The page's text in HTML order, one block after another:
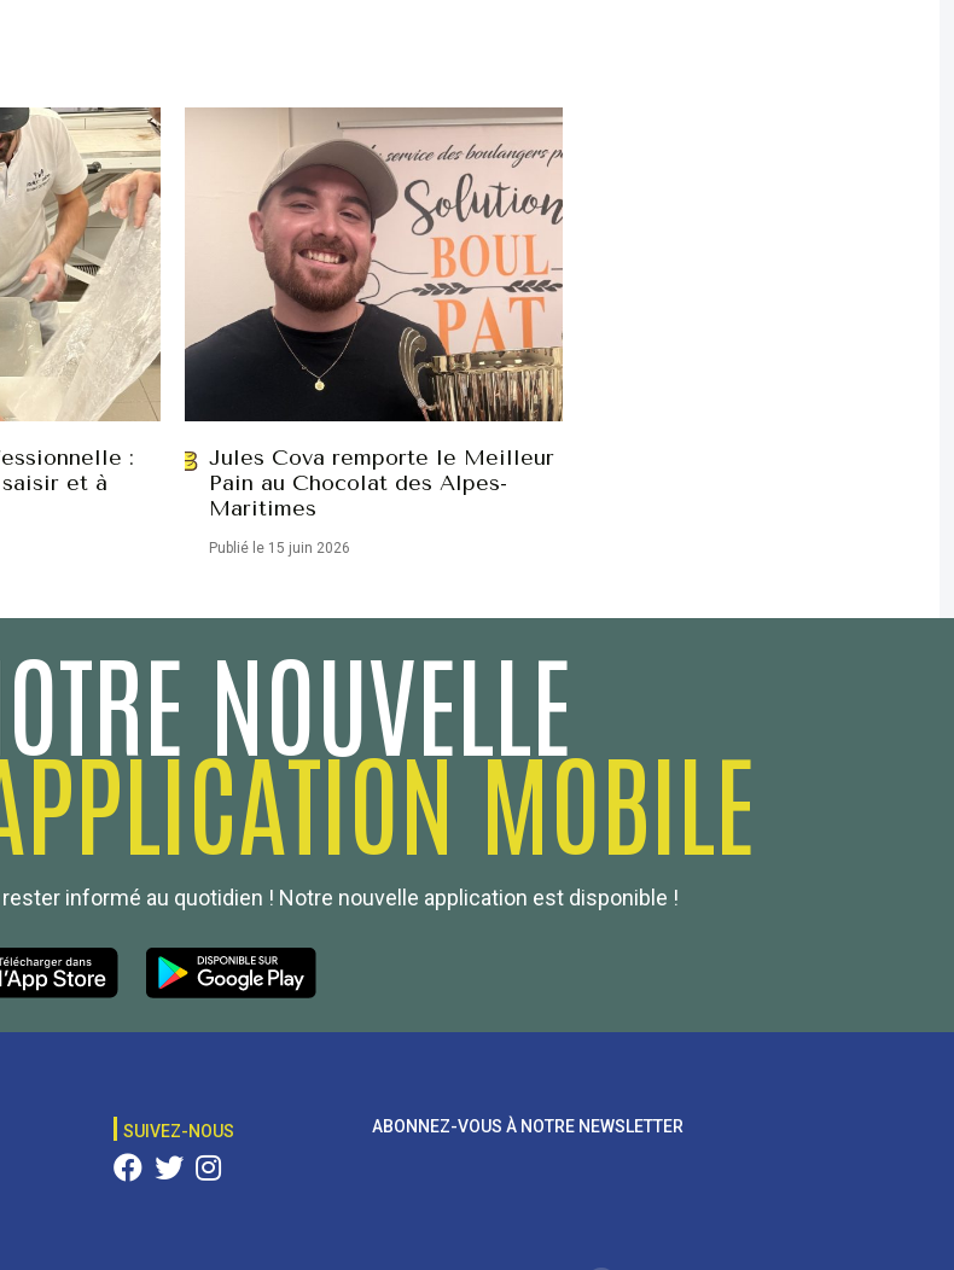
:
et à
Jules Cova remporte le Meilleur
Pain au Chocolat des Alpes-
Maritimes
Publié le 15 juin 2026
NOUVELLE
MOBILE
rester informé au quotidien ! Notre nouvelle application est disponible !
SUIVEZ-NOUS ABONNEZ-VOUS À NOTRE NEWSLETTER